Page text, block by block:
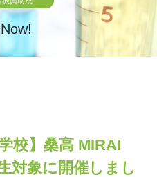
ついて
40年史デジタルブック
中谷財団40年史
長期大型研究助成
画紹介
情報
校】桑高 MIRAI
対象に開催しまし